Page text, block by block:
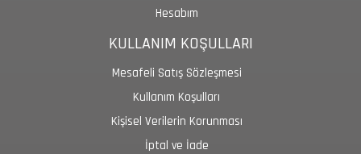
Hesabım
KULLANIM KOŞULLARI
Mesafeli Satış Sözleşmesi
Kullanım Koşulları
Kişisel Verilerin Korunması
İptal ve İade